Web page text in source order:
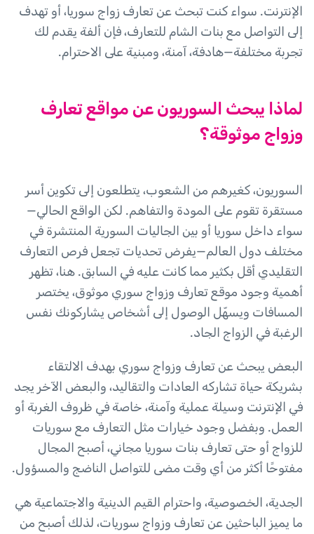
الإنترنت. سواء كنت تبحث عن تعارف زواج سوريا، أو تهدف
إلى التواصل مع بنات الشام للتعارف، فإن ألفة يقدم لك
تجربة مختلفة—هادفة، آمنة، ومبنية على الاحترام.
لماذا يبحث السوريون عن مواقع تعارف
وزواج موثوقة؟
السوريون، كغيرهم من الشعوب، يتطلعون إلى تكوين أسر
مستقرة تقوم على المودة والتفاهم. لكن الواقع الحالي—
سواء داخل سوريا أو بين الجاليات السورية المنتشرة في
مختلف دول العالم—يفرض تحديات تجعل فرص التعارف
التقليدي أقل بكثير مما كانت عليه في السابق. هنا، تظهر
أهمية وجود موقع تعارف وزواج سوري موثوق، يختصر
المسافات ويسهّل الوصول إلى أشخاص يشاركونك نفس
الرغبة في الزواج الجاد.
البعض يبحث عن تعارف وزواج سوري بهدف الالتقاء
بشريكة حياة تشاركه العادات والتقاليد، والبعض الآخر يجد
في الإنترنت وسيلة عملية وآمنة، خاصة في ظروف الغربة أو
العمل. وبفضل وجود خيارات مثل التعارف مع سوريات
للزواج أو حتى تعارف بنات سوريا مجاني، أصبح المجال
مفتوحًا أكثر من أي وقت مضى للتواصل الناضج والمسؤول.
الجدية، الخصوصية، واحترام القيم الدينية والاجتماعية هي
ما يميز الباحثين عن تعارف وزواج سوريات، لذلك أصبح من